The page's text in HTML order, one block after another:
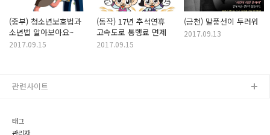
(중부) 청소년보호법과
소년법 알아보아요~
2017.09.15
(동작) 17년 추석연휴
고속도로 통행료 면제
2017.09.15
(금천) 말풍선이 두려워
2017.09.13
태그
관리자
관련사이트